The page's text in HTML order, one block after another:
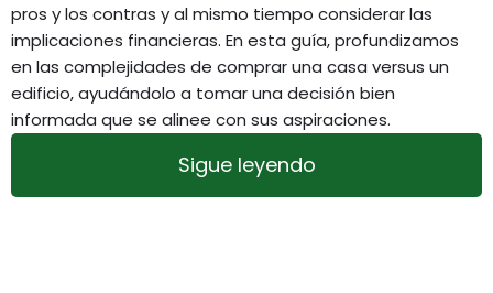
pros y los contras y al mismo tiempo considerar las
implicaciones financieras. En esta guía, profundizamos
en las complejidades de comprar una casa versus un
edificio, ayudándolo a tomar una decisión bien
informada que se alinee con sus aspiraciones.
Sigue leyendo